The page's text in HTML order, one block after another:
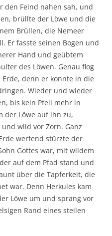
den Feind nahen sah, und
brüllte der Löwe und die
Brüllen, die Nemeer
Er fasste seinen Bogen und
Hand und geübtem
des Löwen. Genau flog
denn er konnte in die
Wieder und wieder
bis kein Pfeil mehr in
der Löwe auf ihn zu,
wild vor Zorn. Ganz
werfend stürzte der
Gottes war, mit wildem
auf dem Pfad stand und
über die Tapferkeit, die
war. Denn Herkules kam
Löwe um und sprang vor
Rand eines steilen